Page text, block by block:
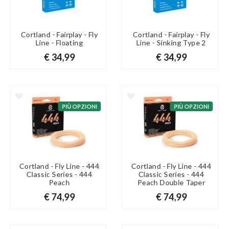
Cortland - Fairplay - Fly
Line - Floating
€ 34,99
Cortland - Fairplay - Fly
Line - Sinking Type 2
€ 34,99
PIÙ OPZIONI
Cortland - Fly Line - 444
Classic Series - 444
Peach
€ 74,99
PIÙ OPZIONI
Cortland - Fly Line - 444
Classic Series - 444
Peach Double Taper
€ 74,99